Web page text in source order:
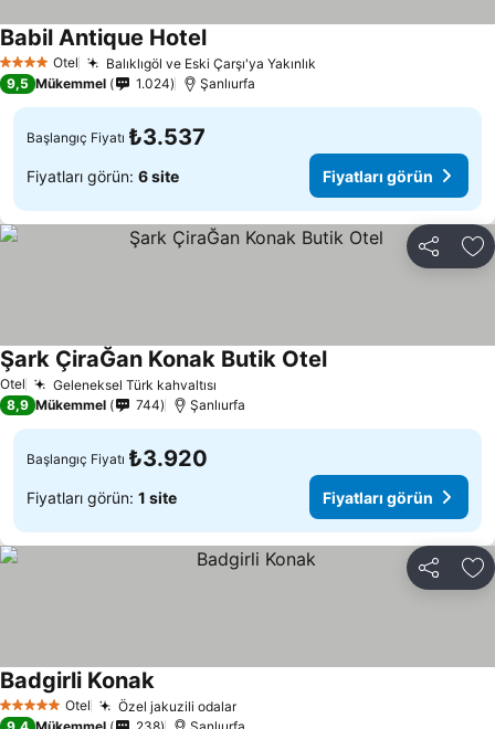
4 Yıldız Otel Balıklıgöl ve Eski Çarşı'ya Yakınlık
Babil Antique HotelFiyatları görün
9,5 Mükemmel 1.024 Şanlıurfa
Başlangıç Fiyatı ₺3.537
Fiyatları görün: 6 site Fiyatları görün
Paylaş
Otel Geleneksel Türk kahvaltısı
Şark ÇiraĞan Konak Butik OtelFiyatları görün
8,9 Mükemmel 744 Şanlıurfa
Başlangıç Fiyatı ₺3.920
Fiyatları görün: 1 site Fiyatları görün
Paylaş
5 Yıldız Otel Özel jakuzili odalarFiyatları görün
Badgirli KonakFiyatları görün